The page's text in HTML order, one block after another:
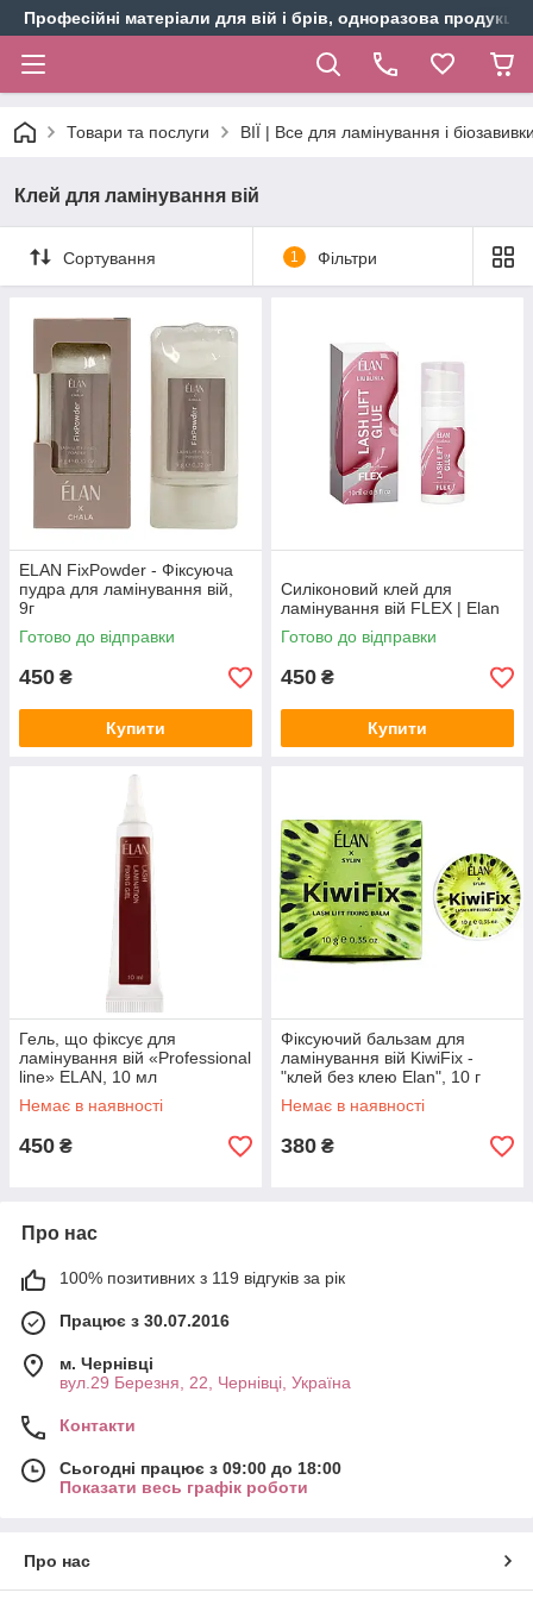
Професійні матеріали для вій і брів, одноразова продукція
Товари та послуги ВІЇ | Все для ламінування і
Клей для ламінування вій
Сортування 1 Фільтри
ELAN FixPowder - Фіксуюча
пудра для ламінування вій,
9г
Готово до відправки
450 ₴
Купити
Силіконовий клей для
ламінування вій FLEX | Elan
Готово до відправки
450 ₴
Купити
Гель, що фіксує для
ламінування вій «Professional
line» ELAN, 10 мл
Немає в наявності
450 ₴
Фіксуючий бальзам для
ламінування вій KiwiFix -
"клей без клею Elan", 10 г
Немає в наявності
380 ₴
Про нас
100% позитивних з 119 відгуків за рік
Працює з 30.07.2016
м. Чернівці
вул.29 Березня, 22, Чернівці, Україна
Контакти
Сьогодні працює з 09:00 до 18:00
Показати весь графік роботи
Про нас